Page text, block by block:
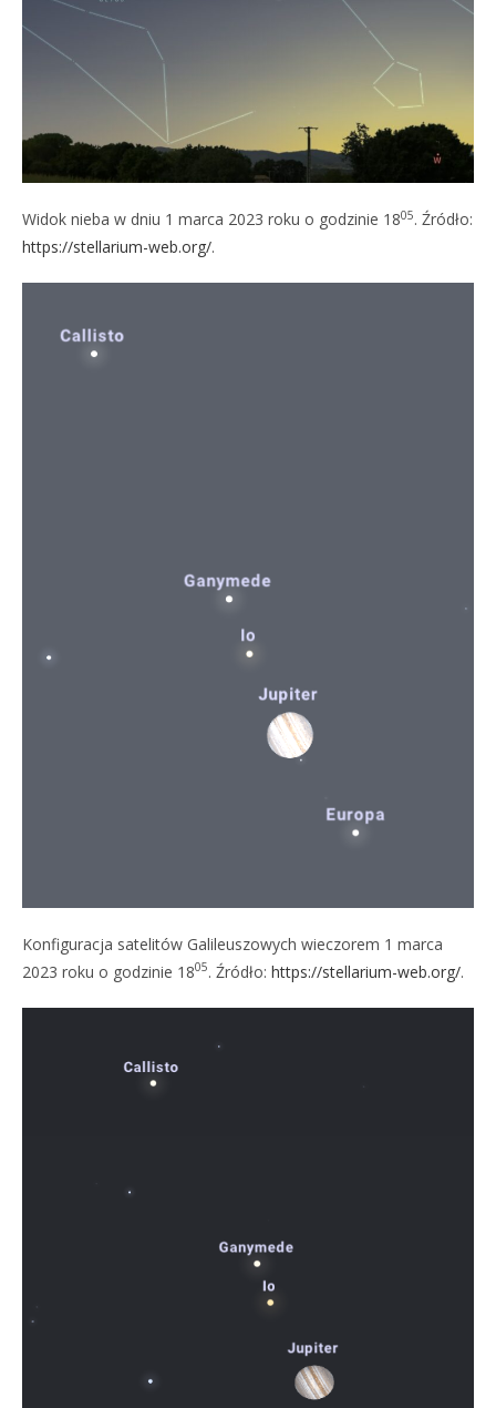
Widok nieba w dniu 1 marca 2023 roku o godzinie 1805. Źródło:
https://stellarium-web.org/.
Konfiguracja satelitów Galileuszowych wieczorem 1 marca
2023 roku o godzinie 1805. Źródło: https://stellarium-web.org/.